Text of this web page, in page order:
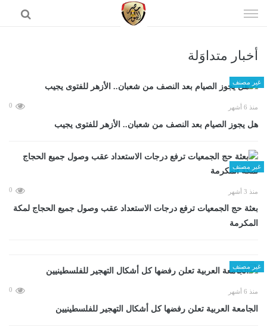
الى
أخبار متداوَلة
غير مصنف
منذ 6 أشهر 0
هل يجوز الصيام بعد النصف من شعبان.. الأزهر للفتوى يجيب
غير مصنف
منذ 3 أشهر 0
بعثة حج الجمعيات ترفع درجات الاستعداد عقب وصول جميع الحجاج لمكة
المكرمة
غير مصنف
منذ 6 أشهر 0
الجامعة العربية تعلن رفضها كل أشكال التهجير للفلسطينيين